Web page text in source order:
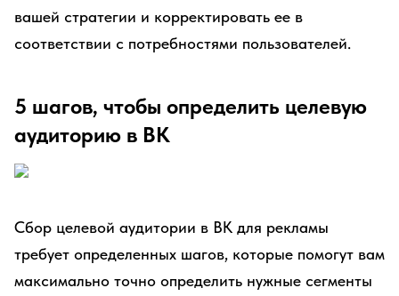
вашей стратегии и корректировать ее в
соответствии с потребностями пользователей.
5 шагов, чтобы определить целевую
аудиторию в ВК
Сбор целевой аудитории в ВК для рекламы
требует определенных шагов, которые помогут вам
максимально точно определить нужные сегменты